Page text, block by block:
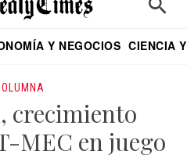
Y NEGOCIOS CIENCIA
crecimiento
MEC en juego